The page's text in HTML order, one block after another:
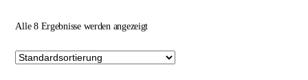
Alle 8 Ergebnisse werden angezeigt